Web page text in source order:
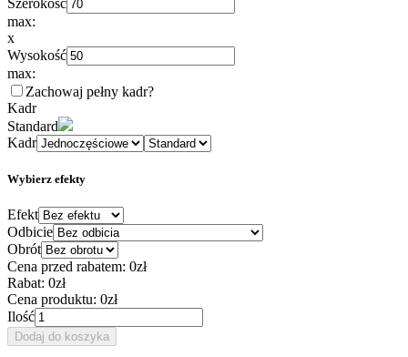
max:
x
Wysokość
max:
Zachowaj pełny kadr?
Kadr
Standard
Kadr
Wybierz efekty
Efekt
Odbicie
Obrót
Cena przed rabatem: 0zł
Rabat: 0zł
Cena produktu: 0zł
Ilość
Dodaj do koszyka